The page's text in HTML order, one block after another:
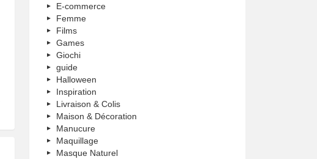
E-commerce
Femme
Films
Games
Giochi
guide
Halloween
Inspiration
Livraison & Colis
Maison & Décoration
Manucure
Maquillage
Masque Naturel